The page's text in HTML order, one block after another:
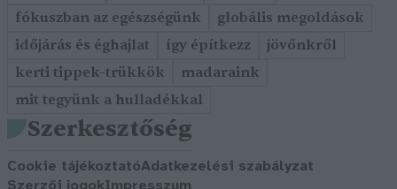
fókuszban az egészségünk
globális megoldások
időjárás és éghajlat
így építkezz
jövőnkről
kerti tippek-trükkök
madaraink
mit tegyünk a hulladékkal
Szerkesztőség
Cookie tájékoztatóAdatkezelési szabályzat
Szerzői jogokImpresszum